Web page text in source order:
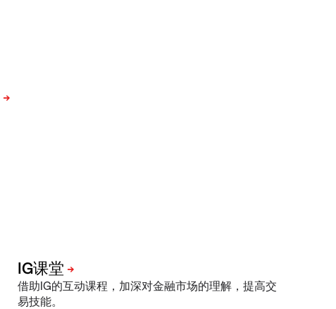
借助IG的互动课程，加深对金融市场的理解，提高交
易技能。